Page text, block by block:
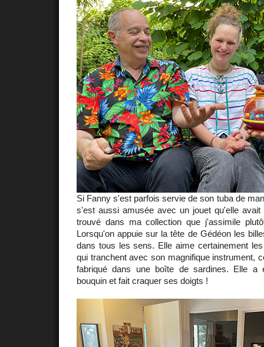
Si Fanny s'est parfois servie de son tuba de
s'est aussi amusée avec un jouet qu'elle avait
trouvé dans ma collection que j'assimile
Lorsqu'on appuie sur la tête de Gédéon les
dans tous les sens. Elle aime certainement
qui tranchent avec son magnifique instrument,
fabriqué dans une boîte de sardines. Elle a
bouquin et fait craquer ses doigts !